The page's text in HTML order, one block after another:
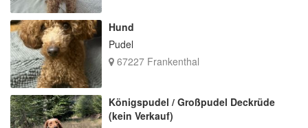
Hund
Pudel
67227 Frankenthal
Königspudel / Großpudel Deckrüde
(kein Verkauf)